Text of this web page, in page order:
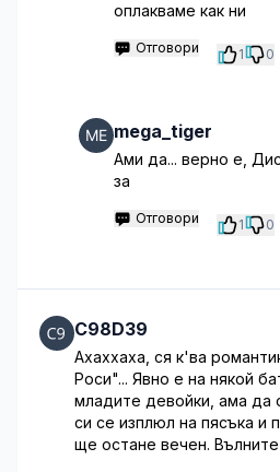
оплакваме как ни
Отговори 1 0
mega_tiger
Ами да... верно е,
за
Отговори 1 0
C98D39
Ахаххаха, ся к'ва
Роси"... Явно е на някой
младите девойки, ама да
си се изплюл на пясъка и
ще остане вечен.